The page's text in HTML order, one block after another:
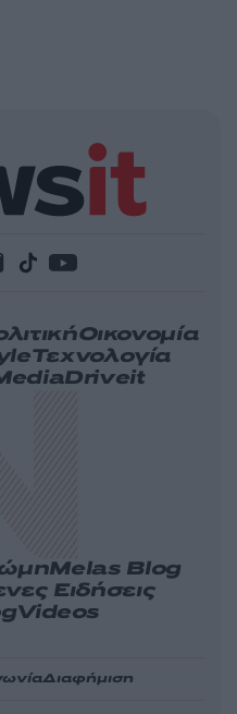
Οικονομία
Τεχνολογία
Driveit
Melas Blog
Ειδήσεις
Videos
Διαφήμιση